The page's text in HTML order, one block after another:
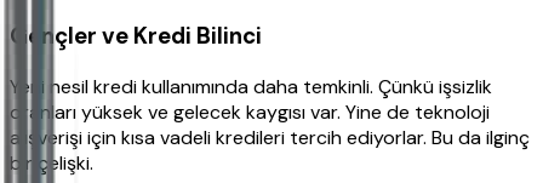
Gençler ve Kredi Bilinci
Yeni nesil kredi kullanımında daha temkinli. Çünkü işsizlik
oranları yüksek ve gelecek kaygısı var. Yine de teknoloji
alışverişi için kısa vadeli kredileri tercih ediyorlar. Bu da ilginç
bir çelişki.